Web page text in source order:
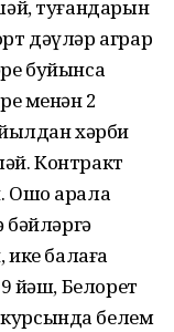
туғандарын
дәүләр аграр
буйынса
менән 2
хәрби
Контракт
Ошо арала
бәйләргә
ике балаға
йәш, Белорет
белем